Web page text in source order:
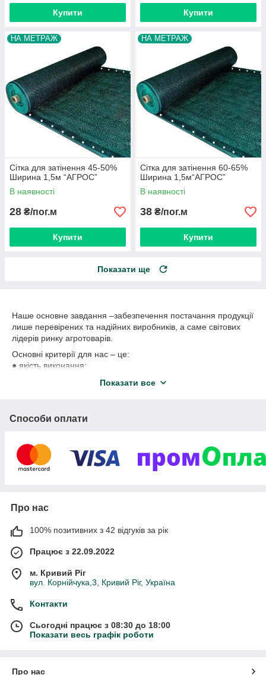
Купити Купити
НА МЕТРАЖ
Сітка для затінення 45-50%
Ширина 1,5м “AГРОС”
В наявності
28 ₴/пог.м
Купити
НА МЕТРАЖ
Сітка для затінення 60-65%
Ширина 1,5м“AГРОС”
В наявності
38 ₴/пог.м
Купити
Показати ще
Наше основне завдання –забезпечення постачання продукції
лише перевірених та надійних виробників, а саме світових
лідерів ринку агротоварів.
Основні критерії для нас – це:
● якість виконання;
● правильна цінова політика.
SETKA.TOP знає як зробити правильний вибір та допоможе
завдань.
Будемо раді вашим відгукам!
Показати все
Способи оплати
Про нас
100% позитивних з 42 відгуків за рік
Працює з 22.09.2022
м. Кривий Ріг
вул. Корнійчука,3, Кривий Ріг, Україна
Контакти
Сьогодні працює з 08:30 до 18:00
Показати весь графік роботи
Про нас